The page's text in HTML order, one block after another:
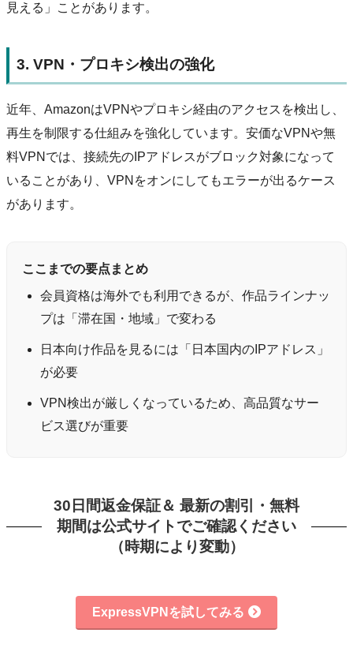
見える」ことがあります。
3. VPN・プロキシ検出の強化
近年、AmazonはVPNやプロキシ経由のアクセスを検出し、
再生を制限する仕組みを強化しています。安価なVPNや無
料VPNでは、接続先のIPアドレスがブロック対象になって
いることがあり、VPNをオンにしてもエラーが出るケース
があります。
ここまでの要点まとめ
会員資格は海外でも利用できるが、作品ラインナッ
プは「滞在国・地域」で変わる
日本向け作品を見るには「日本国内のIPアドレス」
が必要
VPN検出が厳しくなっているため、高品質なサー
ビス選びが重要
30日間返金保証＆ 最新の割引・無料
期間は公式サイトでご確認ください
（時期により変動）
ExpressVPNを試してみる